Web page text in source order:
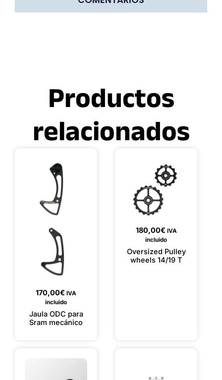
Productos
relacionados
170,00€ IVA
incluido
Jaula ODC para
Sram mecánico
180,00€ IVA
incluido
Oversized Pulley
wheels 14/19 T